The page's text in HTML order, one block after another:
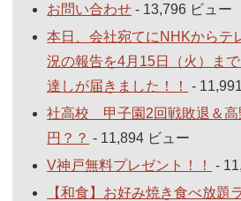
お問い合わせ - 13,796 ビュー
本日、会社宛てにNHKからテ
況の報告を4月15日（火）ま
達しが届きました！！
-
社高校 甲子園2回戦敗退＆高
円？？ - 11,894 ビュー
V神戸無料プレゼント！！
-
【和食】お好み焼き食べ放題